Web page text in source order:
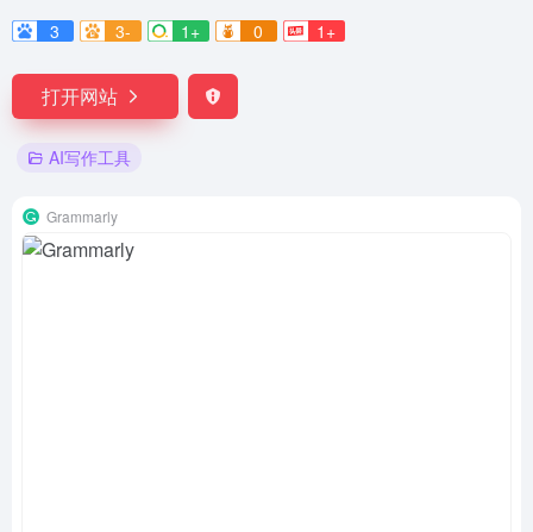
3
3- 1+ 0 1+
打开网站
AI写作工具
Grammarly